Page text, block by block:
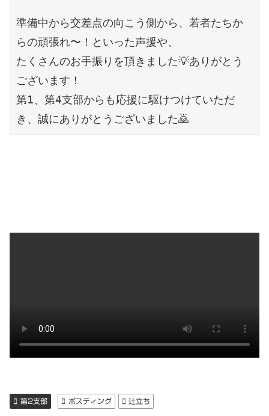
準備中から交差点の向こう側から、若者たちか
らの頑張れ〜！といった声援や、
たくさんのお手振りを頂きました💡ありがとう
ございます！
第1、第4支部からも応援に駆けつけていただ
き、誠にありがとうございました🙇
第2支部 ポスティング 辻立ち